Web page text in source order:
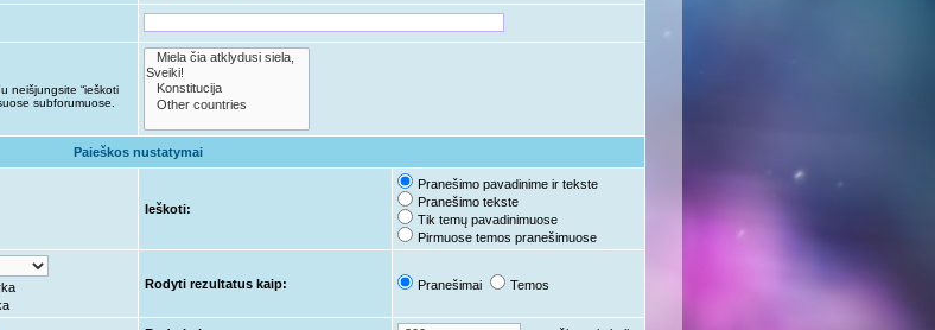
neišjungsite “ieškoti
subforumuose.
Paieškos nustatymai
Ieškoti:
Pranešimo pavadinime ir tekste
Pranešimo tekste
Tik temų pavadinimuose
Pirmuose temos pranešimuose
Rodyti rezultatus kaip: Pranešimai Temos